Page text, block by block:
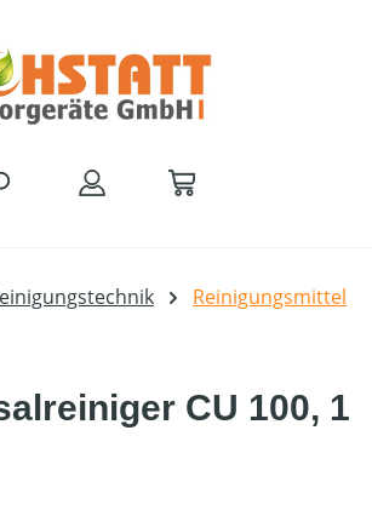
Reinigungsmittel
CU 100, 1